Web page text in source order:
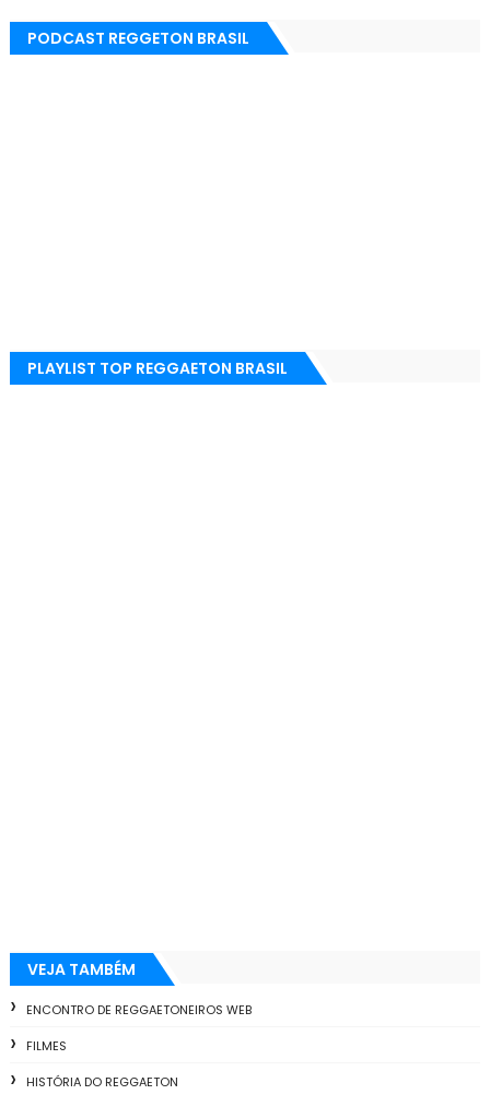
PODCAST REGGETON BRASIL
PLAYLIST TOP REGGAETON BRASIL
VEJA TAMBÉM
ENCONTRO DE REGGAETONEIROS WEB
FILMES
HISTÓRIA DO REGGAETON